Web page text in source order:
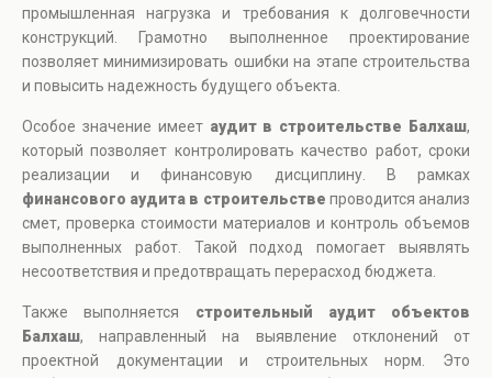
промышленная нагрузка и требования к долговечности
конструкций. Грамотно выполненное проектирование
позволяет минимизировать ошибки на этапе строительства
и повысить надежность будущего объекта.
Особое значение имеет аудит в строительстве Балхаш,
который позволяет контролировать качество работ, сроки
реализации и финансовую дисциплину. В рамках
финансового аудита в строительстве проводится анализ
смет, проверка стоимости материалов и контроль объемов
выполненных работ. Такой подход помогает выявлять
несоответствия и предотвращать перерасход бюджета.
Также выполняется строительный аудит объектов
Балхаш, направленный на выявление отклонений от
проектной документации и строительных норм. Это